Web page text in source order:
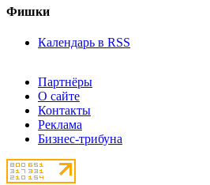
Фишки
Календарь в RSS
Партнёры
О сайте
Контакты
Реклама
Бизнес-трибуна